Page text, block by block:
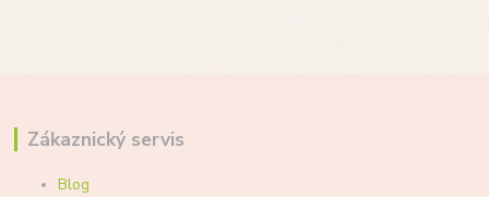
Zákaznický servis
Blog